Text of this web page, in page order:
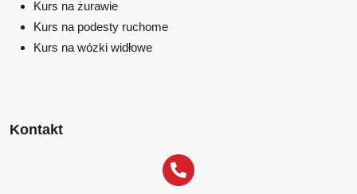
Kurs na żurawie
Kurs na podesty ruchome
Kurs na wózki widłowe
Kontakt